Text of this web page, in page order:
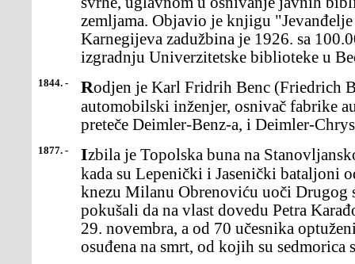
zemljama. Objavio je knjigu
Karnegijeva zadužbina je 1926. sa
izgradnju Univerzitetske biblioteke u
1844. - Rodjen je Karl Fridrih Benc (Friedrich Benz), nemački
automobilski inženjer, osnivač fabrike
preteče Deimler-Benz-a, i Deimler-
1877. - Izbila je Topolska buna na Stanovljanskom polju blizu Kragujevca,
kada su Lepenički i Jasenički bataljoni
knezu Milanu Obrenoviću uoči Drugog
pokušali da na vlast dovedu Petra
29. novembra, a od 70 učesnika
osuđena na smrt, od kojih su sedmorica